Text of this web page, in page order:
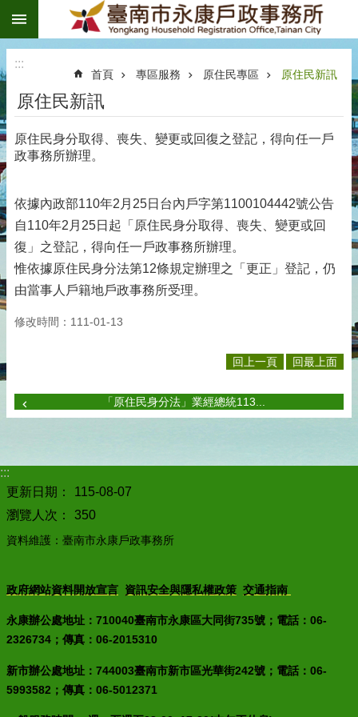
跳到主要內容區塊
:::
首頁 專區服務 原住民專區 原住民新訊
原住民新訊
原住民身分取得、喪失、變更或回復之登記，得向任一戶
政事務所辦理。
依據內政部110年2月25日台內戶字第1100104442號公告
自110年2月25日起「原住民身分取得、喪失、變更或回
復」之登記，得向任一戶政事務所辦理。
惟依據原住民身分法第12條規定辦理之「更正」登記，仍
由當事人戶籍地戶政事務所受理。
修改時間：111-01-13
回上一頁 回最上面
「原住民身分法」業經總統113...
:::
更新日期：
115-08-07
瀏覽人次：
350
資料維護：臺南市永康戶政事務所
政府網站資料開放宣言 資訊安全與隱私權政策 交通指南
永康辦公處地址：710040臺南市永康區大同街735號；電話：06-
2326734；傳真：06-2015310
新市辦公處地址：744003臺南市新市區光華街242號；電話：06-
5993582；傳真：06-5012371